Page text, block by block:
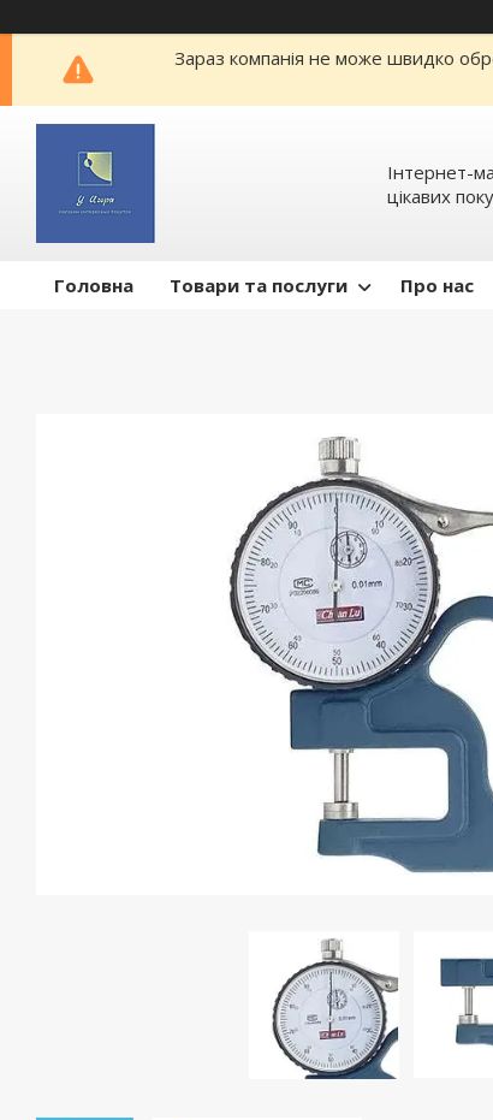
Зараз компанія не може швидко
Інтернет-
цікавих
Головна Товари та послуги Про нас